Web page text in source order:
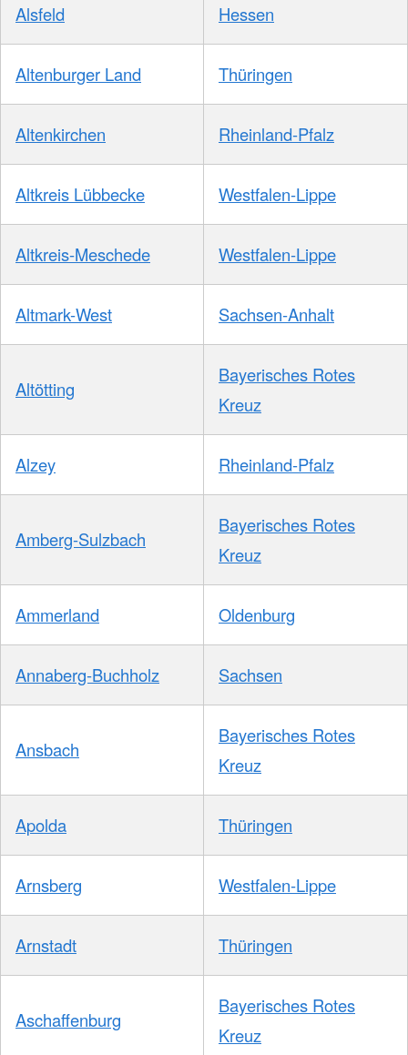
Alsfeld Hessen
Altenburger Land Thüringen
Altenkirchen Rheinland-Pfalz
Altkreis Lübbecke Westfalen-Lippe
Altkreis-Meschede Westfalen-Lippe
Altmark-West Sachsen-Anhalt
Altötting
Bayerisches Rotes
Kreuz
Alzey Rheinland-Pfalz
Amberg-Sulzbach
Bayerisches Rotes
Kreuz
Ammerland Oldenburg
Annaberg-Buchholz Sachsen
Ansbach
Bayerisches Rotes
Kreuz
Apolda Thüringen
Arnsberg Westfalen-Lippe
Arnstadt Thüringen
Aschaffenburg
Bayerisches Rotes
Kreuz